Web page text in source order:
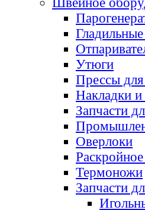
Утюги
Прессы
Накладки и
Запчасти
Оверлоки
Термоножи
Запчасти